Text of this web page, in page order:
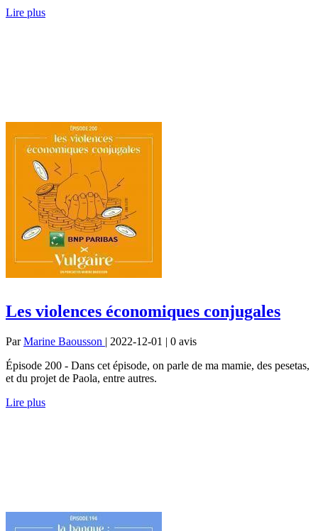
Lire plus
Les violences économiques conjugales
ParMarine Baousson | 2022-12-01 | 0 avis
Épisode 200 - Dans cet épisode, on parle de ma mamie, des pesetas,
et du projet de Paola, entre autres.
Lire plus